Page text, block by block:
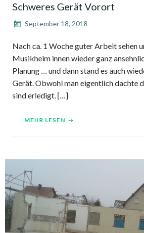
Schweres Gerät Vorort
September 18, 2018
Nach ca. 1 Woche guter Arbeit sehen
Musikheim innen wieder ganz
Planung … und dann stand es auch
Gerät. Obwohl man eigentlich dachte
sind erledigt. […]
MEHR LESEN